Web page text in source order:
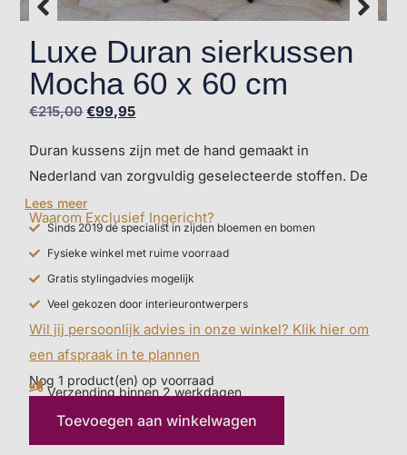
Luxe Duran sierkussen
Mocha 60 x 60 cm
€215,00 €99,95
Duran kussens zijn met de hand gemaakt in
Nederland van zorgvuldig geselecteerde stoffen. De
natuurlijke tinten en verfijnde afwerking geven elk
interieur een rustige, stijlvolle uitstraling.
De collecties van Duran zijn kenmerkend door de
combinatie van bijzonder hoogwaardige materialen
en ingetogen kleuren, altijd me een sprankeling. Bij
Exclusief Ingericht hebben wij oog voor detail en
materialen, en dit prachtige merk is een rijke
toevoeging aan onze collectie! Je shopt de collectie
gemakkelijk online of je kunt naar onze winkel komen
voor persoonlijk advies.
Lees meer
Waarom Exclusief Ingericht?
Sinds 2019 dé specialist in zijden bloemen en bomen
Fysieke winkel met ruime voorraad
Gratis stylingadvies mogelijk
Veel gekozen door interieurontwerpers
Wil jij persoonlijk advies in onze winkel? Klik hier om
een afspraak in te plannen
Nog 1 product(en) op voorraad
Verzending binnen 2 werkdagen
Toevoegen aan winkelwagen